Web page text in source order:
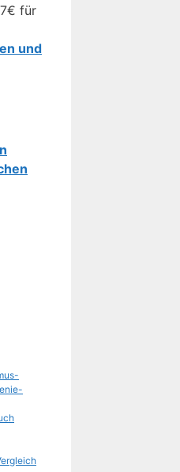
für
und